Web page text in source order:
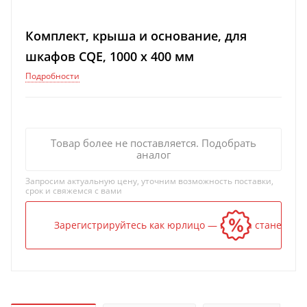
Комплект, крыша и основание, для
шкафов CQE, 1000 x 400 мм
Подробности
Товар более не поставляется. Подобрать
аналог
Запросим актуальную цену, уточним возможность поставки,
срок и свяжемся с вами
Зарегистрируйтесь как юрлицо — и цена станет